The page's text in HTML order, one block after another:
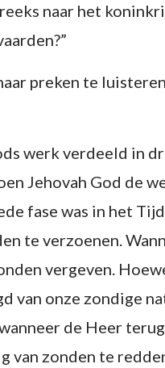
naar het
preken te
werk verdeeld in
Jehovah God de
fase was in het
te verzoenen.
vergeven.
van onze zondige
de Heer
van zonden te